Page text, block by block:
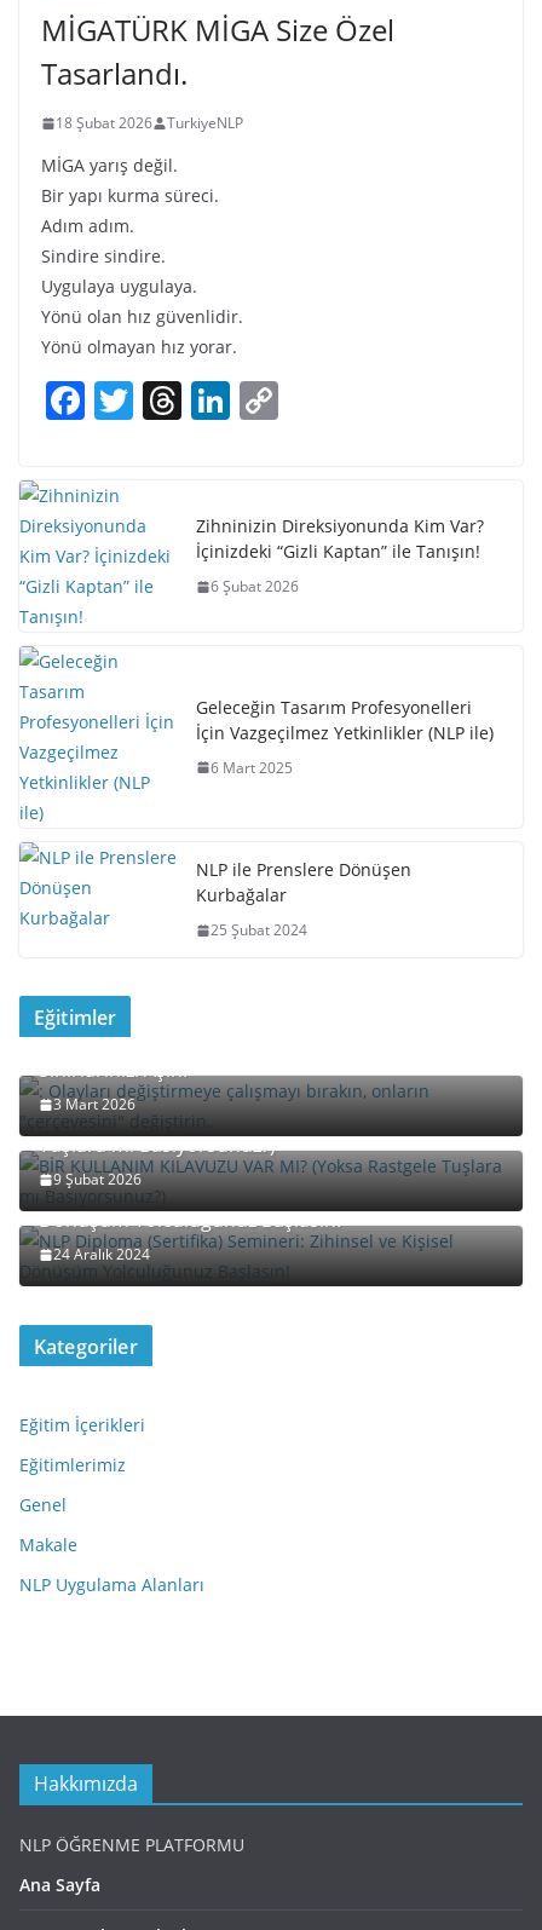
MİGATÜRK MİGA Size Özel
Tasarlandı.
18 Şubat 2026 TurkiyeNLP
MİGA yarış değil.
Bir yapı kurma süreci.
Adım adım.
Sindire sindire.
Uygulaya uygulaya.
Yönü olan hız güvenlidir.
Yönü olmayan hız yorar.
F
c
e
b
o
k
T
er
T
a
d
s
Li
e
dI
n
y
Li
n
Zihninizin Direksiyonunda Kim Var?
İçinizdeki “Gizli Kaptan” ile Tanışın!
6 Şubat 2026
Geleceğin Tasarım Profesyonelleri
İçin Vazgeçilmez Yetkinlikler (NLP ile)
6 Mart 2025
NLP ile Prenslere Dönüşen
Kurbağalar
25 Şubat 2024
Eğitimler
Davet: “Yeniden Çerçeveleme” (Reframing) ile
Sınırlarınızı Aşın!
3 Mart 2026
BİR KULLANIM KILAVUZU VAR MI? (Yoksa Rastgele
Tuşlara mı Basıyorsunuz?)
9 Şubat 2026
NLP Diploma (Sertifika) Semineri: Zihinsel ve Kişisel
Dönüşüm Yolculuğunuz Başlasın!
24 Aralık 2024
Kategoriler
Eğitim İçerikleri
Eğitimlerimiz
Genel
Makale
NLP Uygulama Alanları
Hakkımızda
NLP ÖĞRENME PLATFORMU
Ana Sayfa